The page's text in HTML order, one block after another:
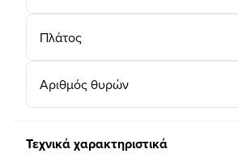
Πλάτος
Αριθμός θυρών
Τεχνικά χαρακτηριστικά